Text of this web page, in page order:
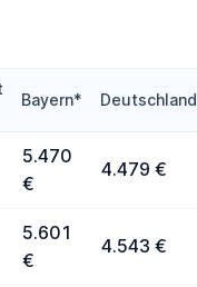
Bayern*
5.470
€
4.479 €
5.601
€
4.543 €